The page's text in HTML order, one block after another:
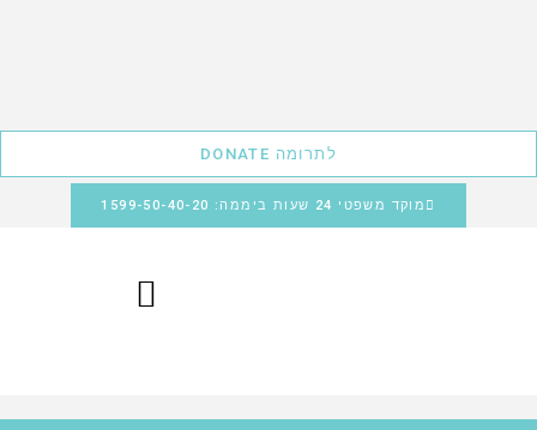
לתרומה DONATE
מוקד משפטי 24 שעות ביממה: 1599-50-40-20